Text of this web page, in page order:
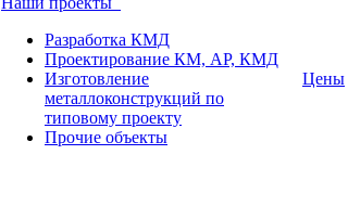
Разработка КМД
Проектирование КМ, АР, КМД
Изготовление
металлоконструкций по
типовому проекту
Прочие объекты
Цены